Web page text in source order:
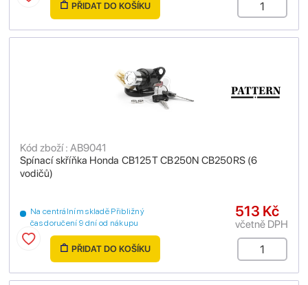
PŘIDAT DO KOŠÍKU
Spínací skříňka Honda CB125T CB250N CB250RS (6
vodičů)
Kód zboží : AB9041
Na centrálním skladě Přibližný
čas doručení 9 dní od nákupu
513 Kč
včetně DPH
PŘIDAT DO KOŠÍKU